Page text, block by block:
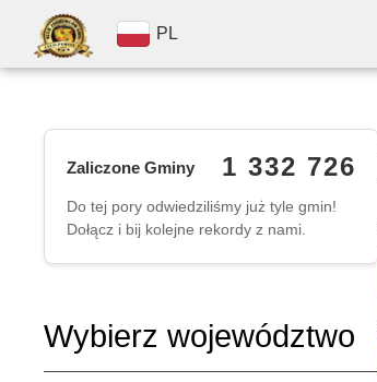
PL
Zaliczone Gminy 1 332 726
Do tej pory odwiedziliśmy już tyle gmin!
Dołącz i bij kolejne rekordy z nami.
Wybierz województwo